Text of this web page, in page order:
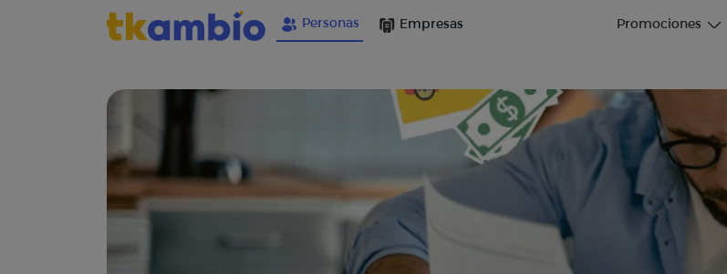
Personas Empresas Promociones